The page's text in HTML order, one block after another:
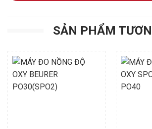
SẢN PHẨM